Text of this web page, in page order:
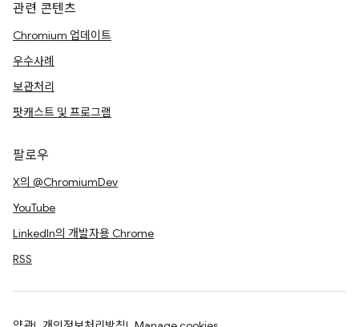
관련 콘텐츠
Chromium 업데이트
우수사례
보관처리
팟캐스트 및 프로그램
팔로우
X의 @ChromiumDev
YouTube
LinkedIn의 개발자용 Chrome
RSS